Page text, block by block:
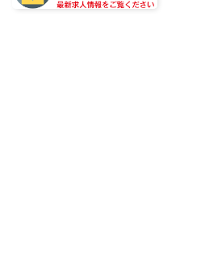
2008年